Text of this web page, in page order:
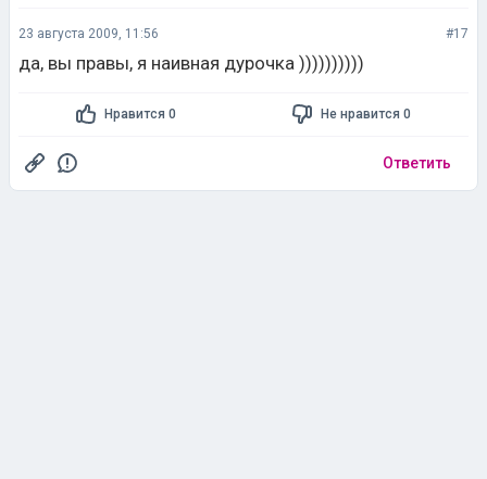
23 августа 2009, 11:56 #17
да, вы правы, я наивная дурочка ))))))))))
Нравится 0 Не нравится 0
Ответить